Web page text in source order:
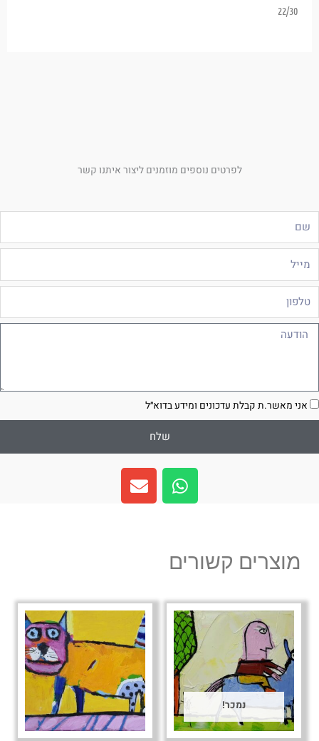
22/30
לפרטים נוספים מוזמנים ליצור איתנו קשר
אני מאשר.ת קבלת עדכונים ומידע בדוא״ל
שלח
W
h
a
a
p
E
n
v
e
מוצרים קשורים
נמכר!